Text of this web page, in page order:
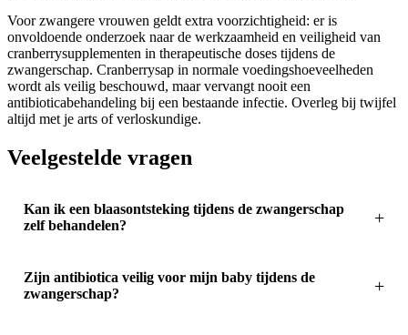
Voor zwangere vrouwen geldt extra voorzichtigheid: er is
onvoldoende onderzoek naar de werkzaamheid en veiligheid van
cranberrysupplementen in therapeutische doses tijdens de
zwangerschap. Cranberrysap in normale voedingshoeveelheden
wordt als veilig beschouwd, maar vervangt nooit een
antibioticabehandeling bij een bestaande infectie. Overleg bij twijfel
altijd met je arts of verloskundige.
Veelgestelde vragen
Kan ik een blaasontsteking tijdens de zwangerschap
zelf behandelen?
Zijn antibiotica veilig voor mijn baby tijdens de
zwangerschap?